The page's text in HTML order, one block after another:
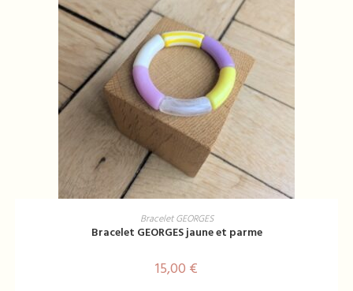
AJOUTER AU PANIER
Bracelet GEORGES
Bracelet GEORGES jaune et parme
15,00 €